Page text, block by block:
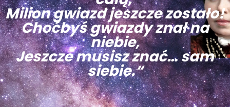
Milion gwiazd jeszcze zostało!
Choćbyś gwiazdy znał na
niebie,
Jeszcze musisz znać… sam
siebie.“